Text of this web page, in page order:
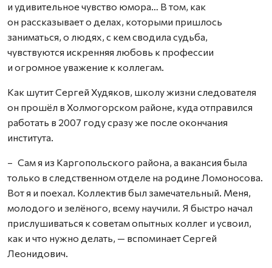
и удивительное чувство юмора… В том, как
он рассказывает о делах, которыми пришлось
заниматься, о людях, с кем сводила судьба,
чувствуются искренняя любовь к профессии
и огромное уважение к коллегам.
Как шутит Сергей Худяков, школу жизни следователя
он прошёл в Холмогорском районе, куда отправился
работать в 2007 году сразу же после окончания
института.
– Сам я из Каргопольского района, а вакансия была
только в следственном отделе на родине Ломоносова.
Вот я и поехал. Коллектив был замечательный. Меня,
молодого и зелёного, всему научили. Я быстро начал
прислушиваться к советам опытных коллег и усвоил,
как и что нужно делать, — вспоминает Сергей
Леонидович.